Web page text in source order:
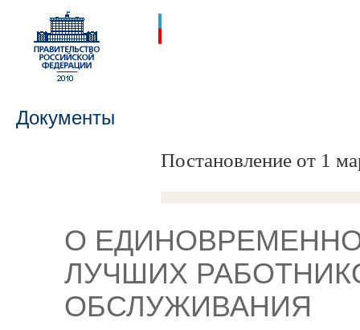
Документы
Постановление от 1
О
ЛУЧШИХ
ОБСЛУЖИВАНИЯ